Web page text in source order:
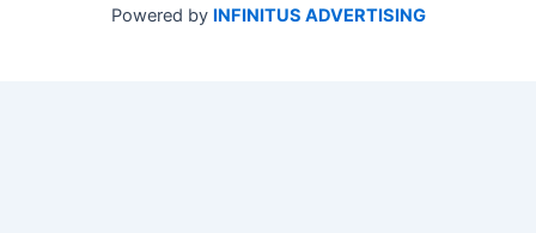
Powered by INFINITUS ADVERTISING